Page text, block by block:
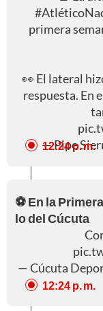
primera
👀 El lateral
respuesta. En
— Pipe
12:24 p. m.
⚽ En la
lo del Cúcuta
— Cúcuta
12:24 p. m.